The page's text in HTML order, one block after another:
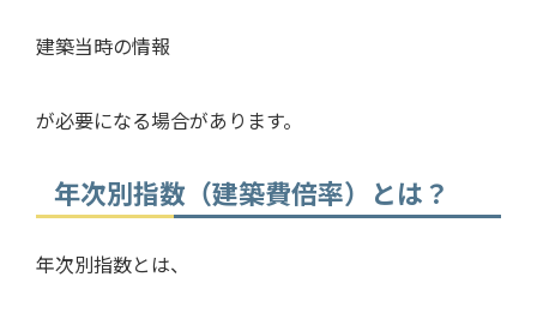
建築当時の情報
が必要になる場合があります。
年次別指数（建築費倍率）とは？
年次別指数とは、